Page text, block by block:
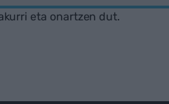
eta onartzen dut.